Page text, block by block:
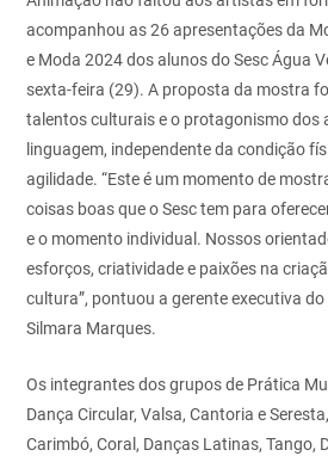
acompanhou as 26 apresentações da
e Moda 2024 dos alunos do Sesc Água
sexta-feira (29). A proposta da mostra
talentos culturais e o protagonismo dos
linguagem, independente da condição
agilidade. “Este é um momento de
coisas boas que o Sesc tem para
e o momento individual. Nossos
esforços, criatividade e paixões na
cultura”, pontuou a gerente executiva do
Silmara Marques.
Os integrantes dos grupos de Prática
Dança Circular, Valsa, Cantoria e
Carimbó, Coral, Danças Latinas, Tango,